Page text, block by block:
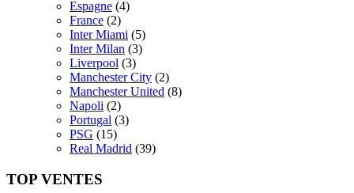
Espagne (4)
France (2)
Inter Miami (5)
Inter Milan (3)
Liverpool (3)
Manchester City (2)
Manchester United (8)
Napoli (2)
Portugal (3)
PSG (15)
Real Madrid (39)
TOP VENTES